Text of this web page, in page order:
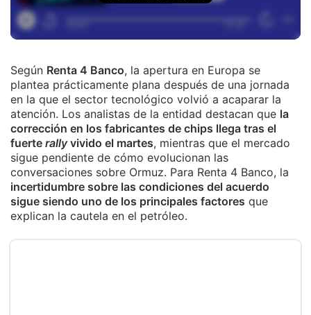
Según Renta 4 Banco, la apertura en Europa se
plantea prácticamente plana después de una jornada
en la que el sector tecnológico volvió a acaparar la
atención. Los analistas de la entidad destacan que la
corrección en los fabricantes de chips llega tras el
fuerte rallyvivido el martes, mientras que el mercado
sigue pendiente de cómo evolucionan las
conversaciones sobre Ormuz. Para Renta 4 Banco, la
incertidumbre sobre las condiciones del acuerdo
sigue siendo uno de los principales factores que
explican la cautela en el petróleo.